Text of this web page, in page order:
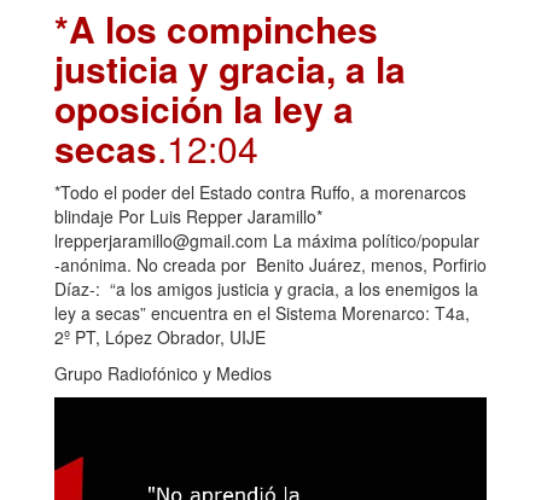
*A los compinches
justicia y gracia, a la
oposición la ley a
secas.12:04
*Todo el poder del Estado contra Ruffo, a morenarcos
blindaje Por Luis Repper Jaramillo*
lrepperjaramillo@gmail.com La máxima político/popular
-anónima. No creada por Benito Juárez, menos, Porfirio
Díaz-: “a los amigos justicia y gracia, a los enemigos la
ley a secas” encuentra en el Sistema Morenarco: T4a,
2º PT, López Obrador, UIJE
Grupo Radiofónico y Medios